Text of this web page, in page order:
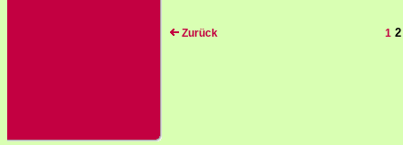
Zurück 1 2